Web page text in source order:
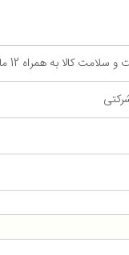
کالا به همراه 12 ماه گارانتی